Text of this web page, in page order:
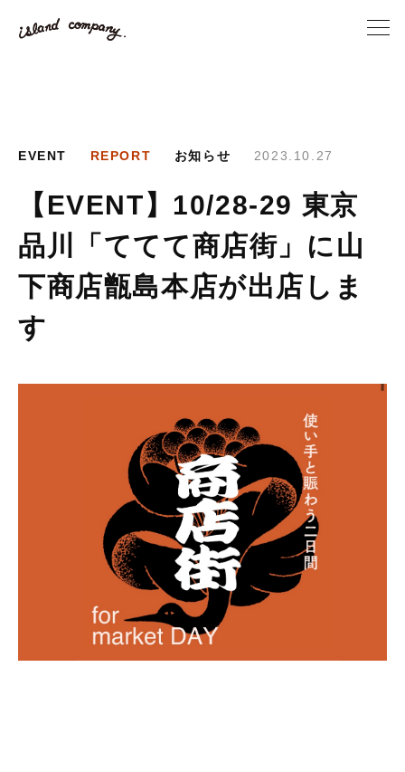
EVENT REPORT お知らせ 2023.10.27
【EVENT】10/28-29 東京
品川「ててて商店街」に山
下商店甑島本店が出店しま
す